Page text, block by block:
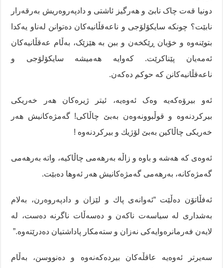
دونیا قەت چاک نابێ و ھەرگیز ئاشتی و دادپەروەریش بەرقەرار
نابێت؟ چونکە سایکۆلۆجی و ناعەقڵانیەکان دەتوانن لەناو یەکدا
بتوێنەوە و خۆیان ڕێکخەن و ببن بە ھێزێک، بەڵام عەقڵانیەکان
ئەمەیان پێناکرێت. کەوایە ھەمیشە سایکۆلۆجی و
ناعەقڵانیەکانن کە حوکم دەکەن.
ئەو بیرۆەکەیە وەک ئەوەیە، ئیتر ژیرەکان ھەر خەریکی
بیرکردنەوە و قوڵبوونە‌وە‌ن بەبێ چاڵاکی! گەمژەکانیش ھەر
خەریکی چاڵاکین بەبێ لۆژیك و بیرکردنەوە !
ئەوەی کە ھەشە‌ و باوە‌ و زاڵە‌ بەرھەمی چاڵاکیە، واتە بەرھەمی
گەمژەکانە، بەرھەمی گەمژەکانیش ھەر ئەوھا دەبێت.
ئه‌فڵاتۆن ده‌ڵێت “ئه‌وانه‌ى پاك و لێزان و دادپه‌روه‌رن، به‌لام
به‌شدارى له‌ سياسه‌ت ناكه‌ن و ده‌سه‌ڵات ناگرنه‌ ده‌ست، له‌
لايه‌ن فه‌رمانره‌وايه‌كى نه‌زان و سته‌مكار پاداشتيان ده‌درێته‌وه.”
سەیرتر ئەوەیە عاقڵەکان بیردەکەنەوە و دەنووسن، بەڵام